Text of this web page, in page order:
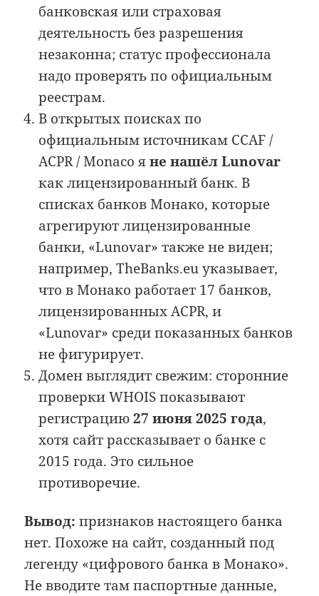
банковская или страховая
деятельность без разрешения
незаконна; статус профессионала
надо проверять по официальным
реестрам.
В открытых поисках по
официальным источникам CCAF /
ACPR / Monaco яне нашёл Lunovar
как лицензированный банк. В
списках банков Монако, которые
агрегируют лицензированные
банки, «Lunovar» также не виден;
например, TheBanks.eu указывает,
что в Монако работает 17 банков,
лицензированных ACPR, и
«Lunovar» среди показанных банков
не фигурирует.
Домен выглядит свежим: сторонние
проверки WHOIS показывают
регистрацию27 июня 2025 года,
хотя сайт рассказывает о банке с
2015 года. Это сильное
противоречие.
Вывод: признаков настоящего банка
нет. Похоже на сайт, созданный под
легенду «цифрового банка в Монако».
Не вводите там паспортные данные,